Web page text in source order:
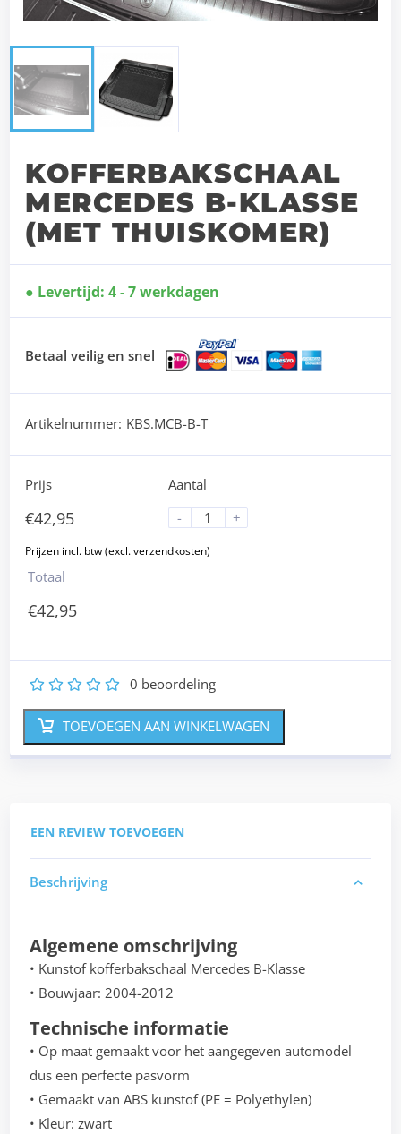
KOFFERBAKSCHAAL
MERCEDES B-KLASSE
(MET THUISKOMER)
Levertijd: 4 - 7 werkdagen
Betaal veilig en snel
Artikelnummer: KBS.MCB-B-T
Prijs
€42,95
Aantal
-
+
Totaal
€42,95
5
4
3
2 0 beoordeling
TOEVOEGEN AAN WINKELWAGEN
EEN REVIEW TOEVOEGEN
Beschrijving
Algemene omschrijving
• Kunstof kofferbakschaal Mercedes B-Klasse
• Bouwjaar: 2004-2012
Technische informatie
• Op maat gemaakt voor het aangegeven automodel
dus een perfecte pasvorm
• Gemaakt van ABS kunstof (PE = Polyethylen)
• Kleur: zwart